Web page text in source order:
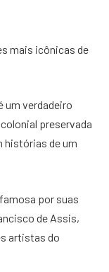
mais icônicas de
um verdadeiro
preservada
histórias de um
por suas
de Assis,
artistas do